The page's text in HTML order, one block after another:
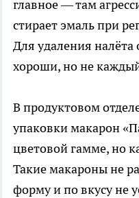
главное — там
стирает эмаль при
Для удаления
хороши, но не
В продуктовом
упаковки макарон
цветовой гамме, но
Такие макароны не
форму и по вкусу не